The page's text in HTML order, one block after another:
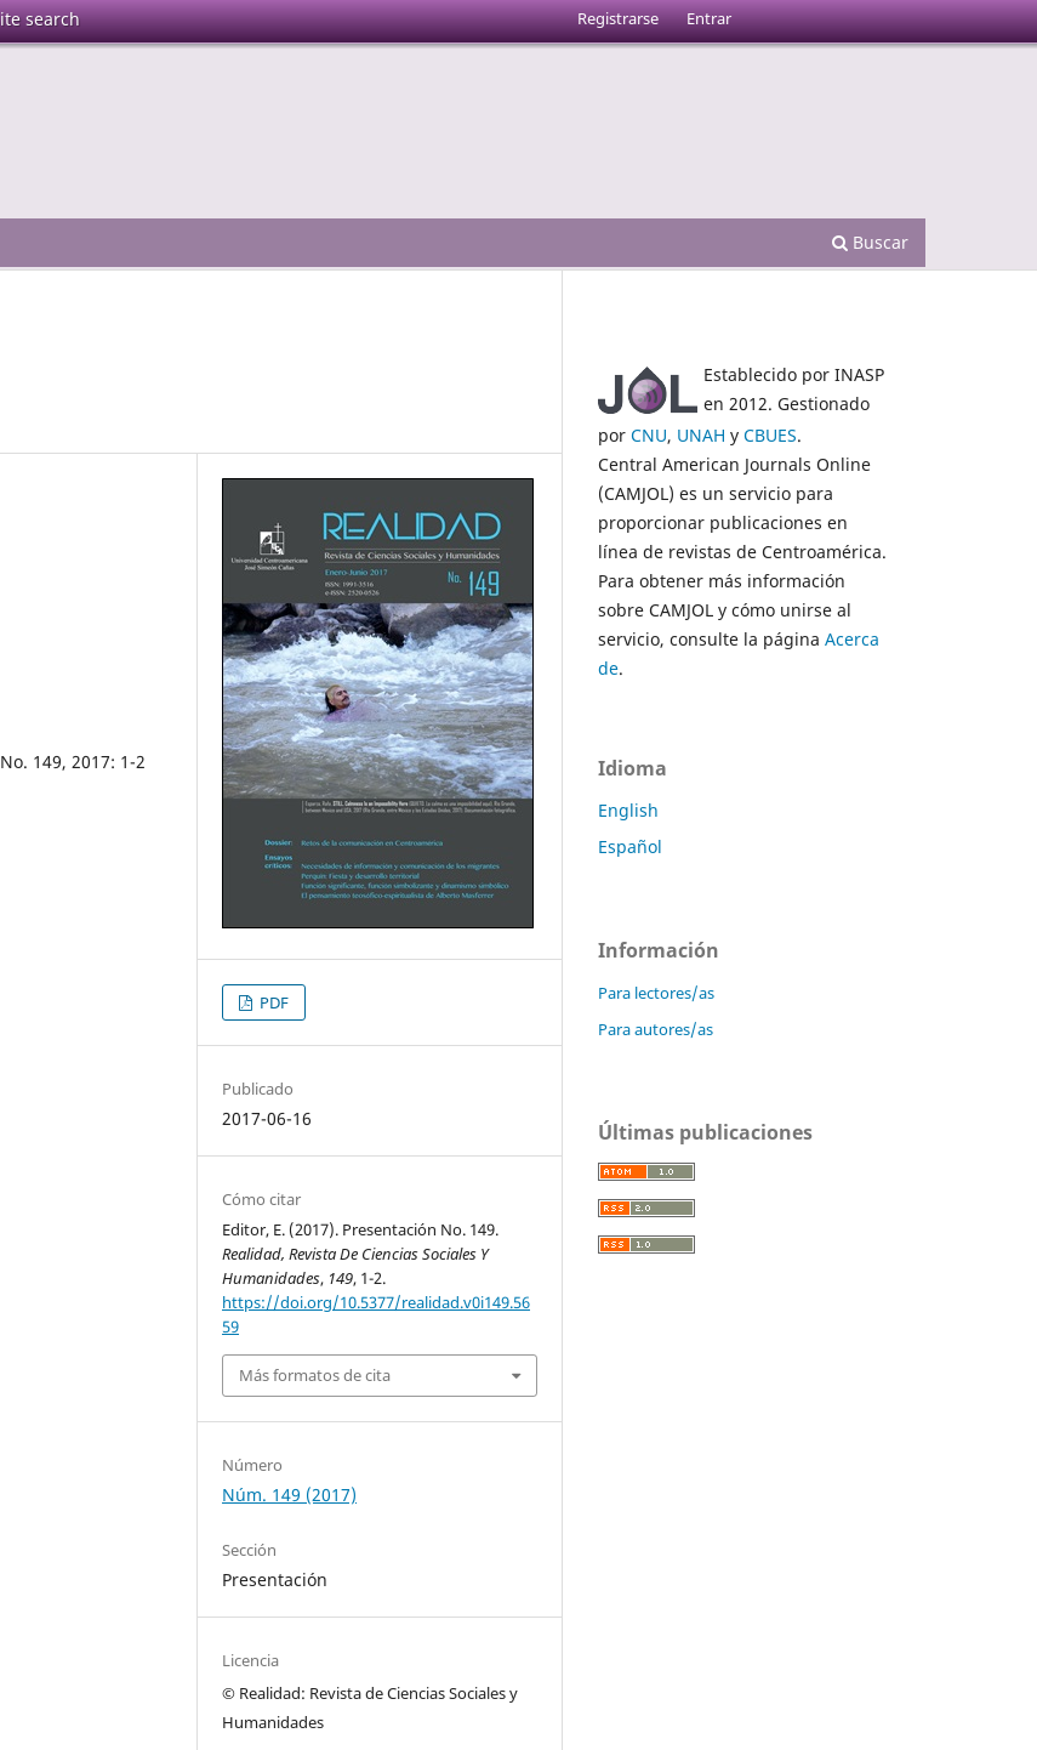
search
Buscar
Registrarse Entrar
149, 2017: 1-2
PDF
Publicado
2017-06-16
Cómo citar
Editor, E. (2017). Presentación No. 149.
Realidad, Revista De Ciencias Sociales Y
Humanidades, 149, 1-2.
https://doi.org/10.5377/realidad.v0i149.56
59
Más formatos de cita
Número
Núm. 149 (2017)
Sección
Presentación
Licencia
© Realidad: Revista de Ciencias Sociales y
Humanidades
Establecido por INASP
en 2012. Gestionado
por CNU, UNAH y CBUES.
Central American Journals Online
(CAMJOL) es un servicio para
proporcionar publicaciones en
línea de revistas de Centroamérica.
Para obtener más información
sobre CAMJOL y cómo unirse al
servicio, consulte la página Acerca
de.
Idioma
English
Español
Información
Para lectores/as
Para autores/as
Últimas publicaciones